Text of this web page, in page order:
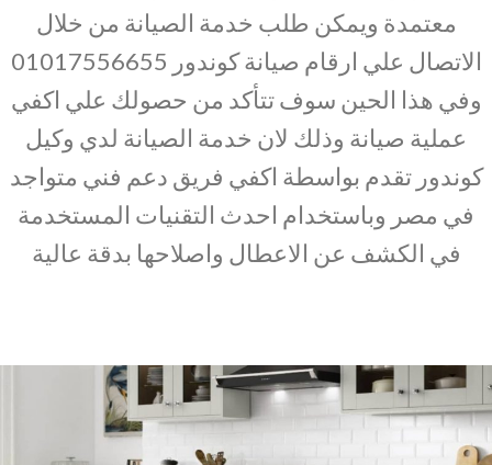
معتمدة ويمكن طلب خدمة الصيانة من خلال
الاتصال علي ارقام صيانة كوندور 01017556655
وفي هذا الحين سوف تتأكد من حصولك علي اكفي
عملية صيانة وذلك لان خدمة الصيانة لدي وكيل
كوندور تقدم بواسطة اكفي فريق دعم فني متواجد
في مصر وباستخدام احدث التقنيات المستخدمة
في الكشف عن الاعطال واصلاحها بدقة عالية